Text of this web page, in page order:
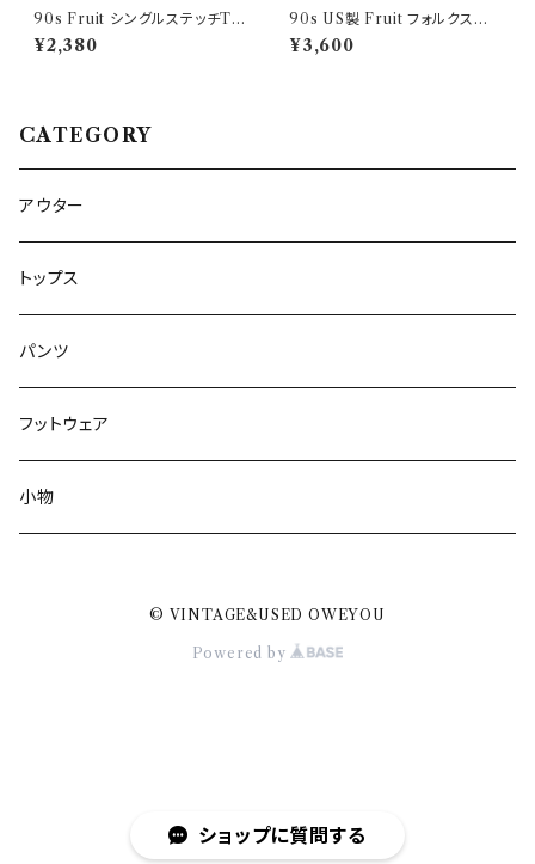
ショップに質問する
90s Fruit シングルステッチTシ
ャツ プリントT
¥2,380
90s US製 Fruit フォルクスワ
ーゲン シングルステッチTシャツ
ヴィンテージTシャツ アド 企業
¥3,600
CATEGORY
アウター
トップス
パンツ
フットウェア
小物
© VINTAGE&USED OWEYOU
Powered by